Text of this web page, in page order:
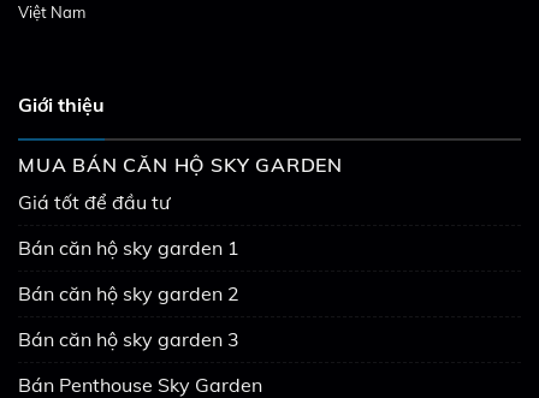
Việt Nam
Giới thiệu
MUA BÁN CĂN HỘ SKY GARDEN
Giá tốt để đầu tư
Bán căn hộ sky garden 1
Bán căn hộ sky garden 2
Bán căn hộ sky garden 3
Bán Penthouse Sky Garden